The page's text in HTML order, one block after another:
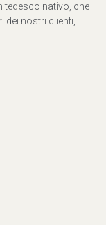
tedesco nativo, che
dei nostri clienti,